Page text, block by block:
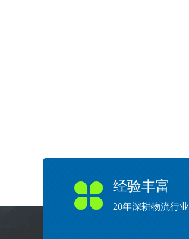
经验丰富
20年深耕物流行业